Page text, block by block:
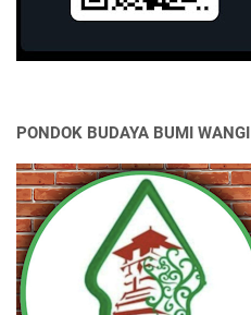
PONDOK BUDAYA BUMI WANGI